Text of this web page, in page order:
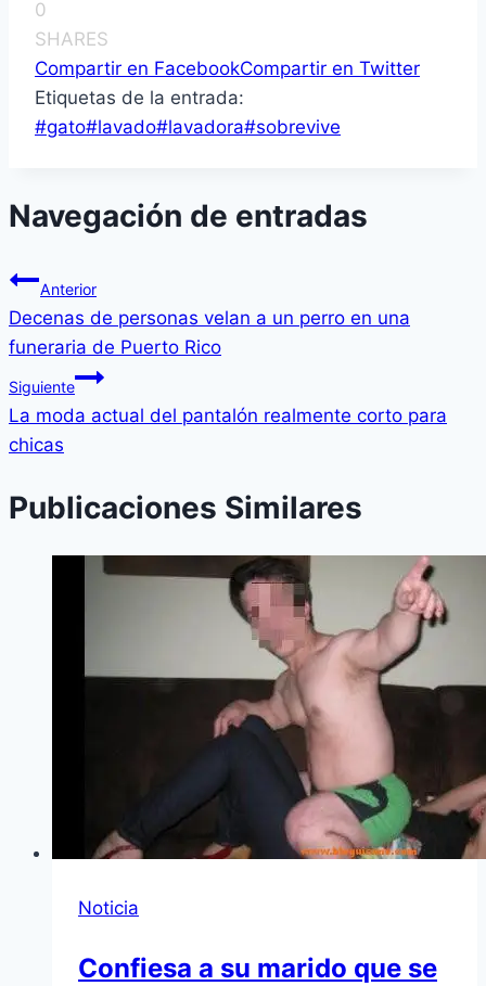
0
SHARES
Compartir en FacebookCompartir en Twitter
Etiquetas de la entrada:
#gato#lavado#lavadora#sobrevive
Navegación de entradas
Anterior
Decenas de personas velan a un perro en una
funeraria de Puerto Rico
Siguiente
La moda actual del pantalón realmente corto para
chicas
Publicaciones Similares
Noticia
Confiesa a su marido que se